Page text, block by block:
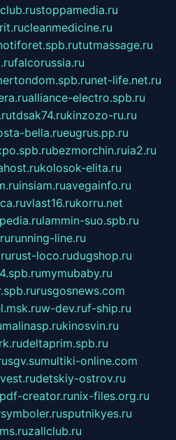
stoppamedia.ru
cleanmedicine.ru
tutmassage.ru
falcorussia.ru
net-life.net.ru
alliance-electro.spb.ru
tdsak74.rukinzozo-ru.ru
bella.rueugrus.pp.ru
bezmorchin.ruia2.ru
kolosok-elita.ru
insiam.ruavegainfo.ru
vlast16.rukorru.net
lammin-suo.spb.ru
running-line.ru
rust-loco.rudugshop.ru
mymubaby.ru
rusgosnews.com
w-dev.ruf-ship.ru
malinasp.rukinosvin.ru
deltaprim.spb.ru
sgv.sumultiki-online.com
detskiy-ostrov.ru
pdf-creator.runix-files.org.ru
sputnikyes.ru
zallclub.ru